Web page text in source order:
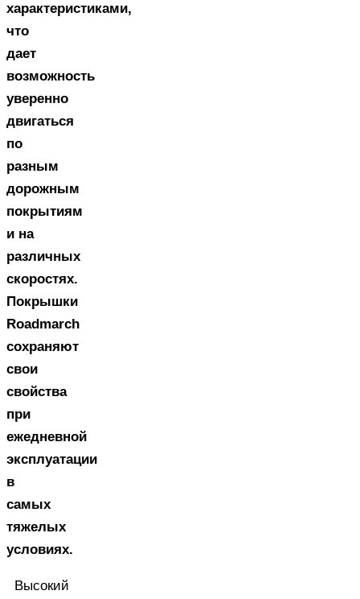
характеристиками,
что
дает
возможность
уверенно
двигаться
по
разным
дорожным
покрытиям
и на
различных
скоростях.
Покрышки
Roadmarch
сохраняют
свои
свойства
при
ежедневной
эксплуатации
в
самых
тяжелых
условиях.
Высокий